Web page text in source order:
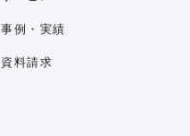
事例・実績
資料請求